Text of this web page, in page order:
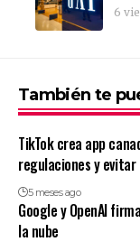
6
También te
TikTok crea app
regulaciones y
5 meses ago
Google y OpenAI
la nube